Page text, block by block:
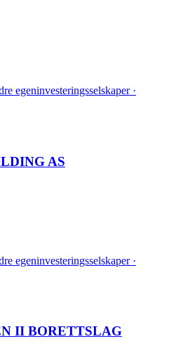
egeninvesteringsselskaper ·
AS
egeninvesteringsselskaper ·
II BORETTSLAG